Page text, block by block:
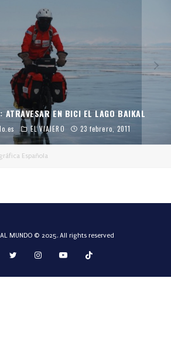
ATRAVESAR EN BICI EL LAGO BAIKAL
EL VIAJERO 23 febrero, 2011
Española
AL MUNDO © 2025. All rights reserved